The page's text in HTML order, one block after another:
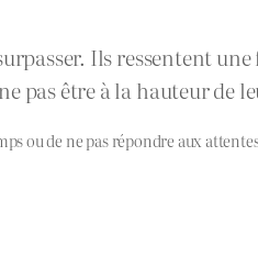
Ils ressentent
pas être à la hauteur de
ou de ne pas répondre aux